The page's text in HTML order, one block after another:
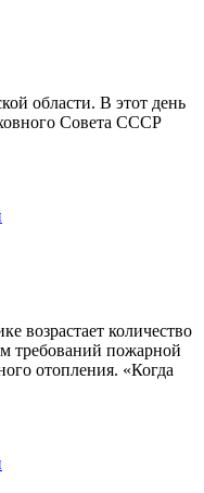
области. В этот день
Совета СССР
возрастает количество
требований пожарной
отопления. «Когда